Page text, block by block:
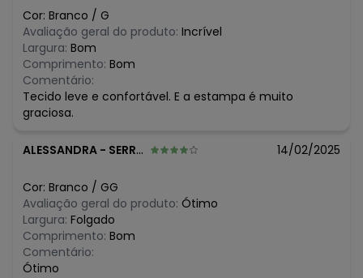
março/2026
fevereiro/2026
Cor: Branco / G
Avaliação geral do produto: Incrível
Largura: Bom
Comprimento: Bom
Comentário:
Tecido leve e confortável. E a estampa é muito
graciosa.
ALESSANDRA - SERRANIA - MG 14/02/2025
Cor: Branco / GG
Avaliação geral do produto: Ótimo
Largura: Folgado
Comprimento: Bom
Comentário:
Ótimo